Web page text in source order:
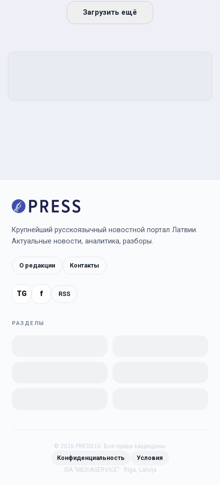
Загрузить ещё
Крупнейший русскоязычный новостной портал Латвии.
Актуальные новости, аналитика, разборы.
О редакции Контакты
TG f RSS
РАЗДЕЛЫ
© 2026 PRESS.LV. Все права защищены.
Конфиденциальность Условия
SIA "MEDIASERVICE" · Rīga, Latvija